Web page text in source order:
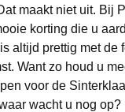
maakt niet uit. Bij
korting die u
altijd prettig met de
Want zo houd u
voor de
wacht u nog